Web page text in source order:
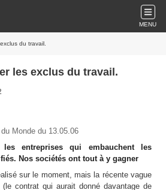
MENU
du travail.
les exclus du travail.
Monde du 13.05.06
les entreprises qui embauchent les
Nos sociétés ont tout à y gagner
sur le moment, mais la récente vague
contrat qui aurait donné davantage de